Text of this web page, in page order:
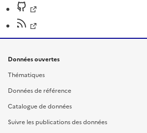
Données ouvertes
Thématiques
Données de référence
Catalogue de données
Suivre les publications des données